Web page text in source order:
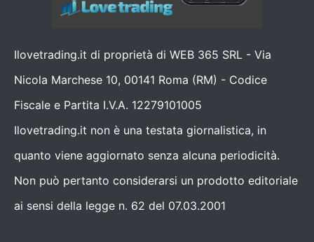
Ilovetrading.it di proprietà di WEB 365 SRL - Via
Nicola Marchese 10, 00141 Roma (RM) - Codice
Fiscale e Partita I.V.A. 12279101005
Ilovetrading.it non è una testata giornalistica, in
quanto viene aggiornato senza alcuna periodicità.
Non può pertanto considerarsi un prodotto editoriale
ai sensi della legge n. 62 del 07.03.2001